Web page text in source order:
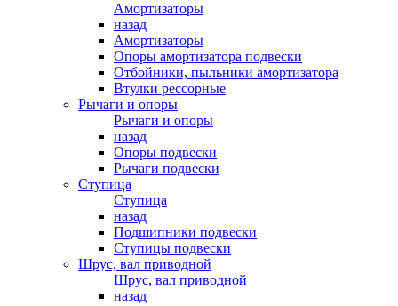
Амортизаторы
назад
Амортизаторы
Опоры амортизатора подвески
Отбойники, пыльники амортизатора
Втулки рессорные
Рычаги и опоры
Рычаги и опоры
назад
Опоры подвески
Рычаги подвески
Ступица
Ступица
назад
Подшипники подвески
Ступицы подвески
Шрус, вал приводной
Шрус, вал приводной
назад